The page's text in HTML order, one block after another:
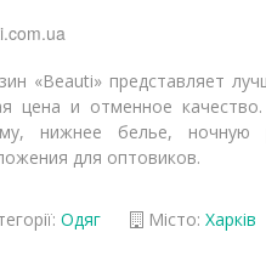
«Beauti» представляет
цена и отменное
нижнее белье, ночную
для оптовиков.
Одяг Місто: Харків